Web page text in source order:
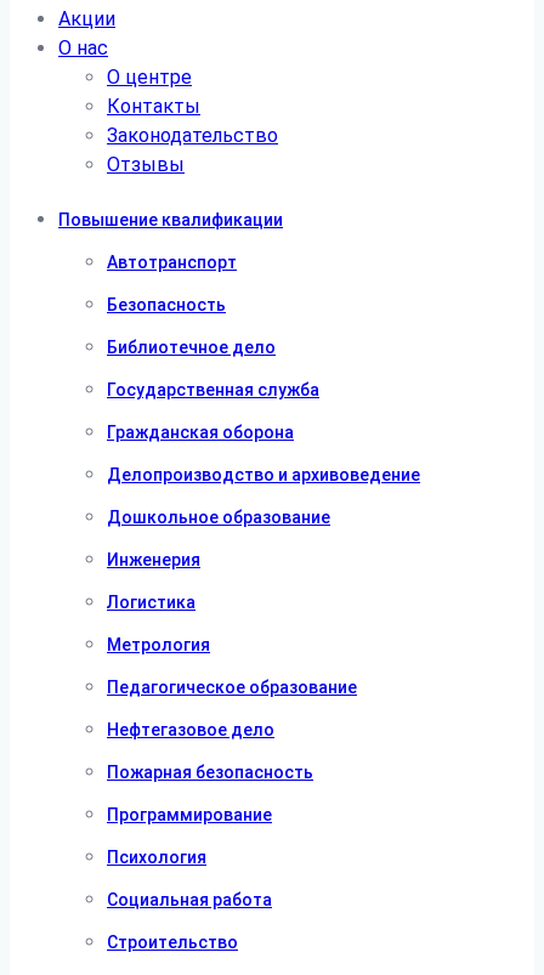
Акции
О нас
О центре
Контакты
Законодательство
Отзывы
Повышение квалификации
Автотранспорт
Безопасность
Библиотечное дело
Государственная служба
Гражданская оборона
Делопроизводство и архивоведение
Дошкольное образование
Инженерия
Логистика
Метрология
Педагогическое образование
Нефтегазовое дело
Пожарная безопасность
Программирование
Психология
Социальная работа
Строительство